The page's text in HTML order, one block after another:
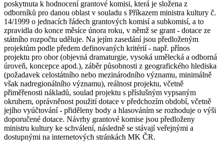
poskytnuta k hodnocení grantové komisi, která je složena z
odborníků pro danou oblast v souladu s Příkazem ministra kultury č.
14/1999 o jednacích řádech grantových komisí a subkomisí, a to
zpravidla do konce měsíce února roku, v němž se grant - dotace ze
státního rozpočtu uděluje. Na jejím zasedání jsou předloženým
projektům podle předem definovaných kritérií - např. přínos
projektu pro obor (objevná dramaturgie, vysoká umělecká a odborná
úroveň, koncepce apod.), záběr působnosti z geografického hlediska
(požadavek celostátního nebo mezinárodního významu, minimálně
však nadregionálního významu), reálnost projektu, včetně
přiměřenosti nákladů, soulad projektu s příslušným vypsaným
okruhem, oprávněnost použití dotace v předchozím období, včetně
jejího vyúčtování - přiděleny body a hlasováním se rozhoduje o výši
doporučené dotace. Návrhy grantové komise jsou předloženy
ministru kultury ke schválení, následně se stávají veřejnými a
dostupnými na internetových stránkách MK ČR.